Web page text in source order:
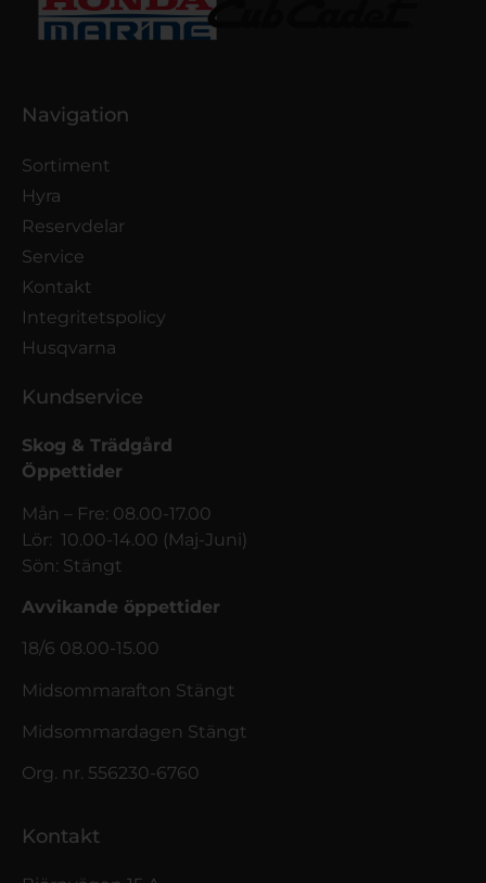
Navigation
Sortiment
Hyra
Reservdelar
Service
Kontakt
Integritetspolicy
Husqvarna
Kundservice
Skog & Trädgård
Öppettider
Mån – Fre: 08.00-17.00
Lör: 10.00-14.00 (Maj-Juni)
Sön: Stängt
Avvikande öppettider
18/6 08.00-15.00
Midsommarafton Stängt
Midsommardagen Stängt
Org. nr. 556230-6760
Kontakt